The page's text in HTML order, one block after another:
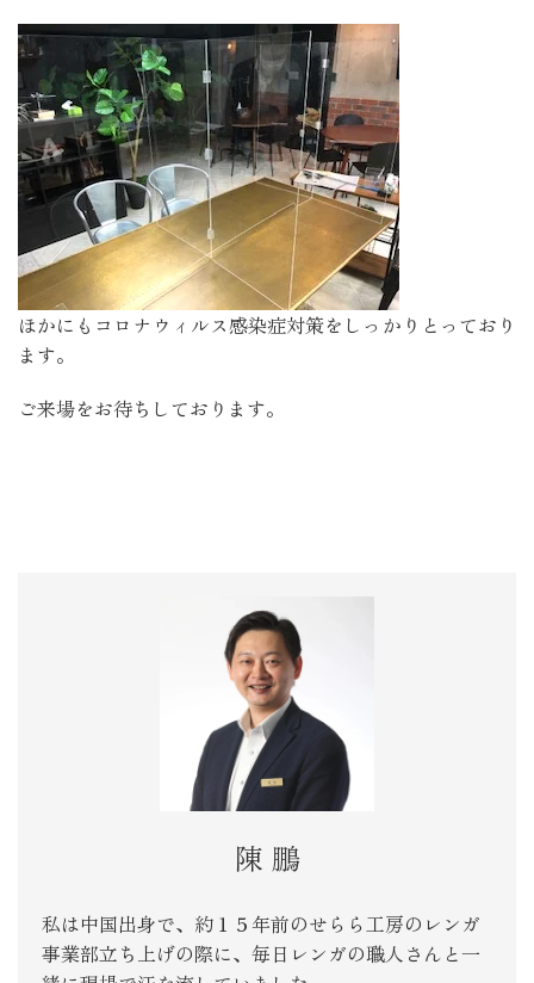
ほかにもコロナウィルス感染症対策をしっかりとっており
ます。
ご来場をお待ちしております。
陳 鵬
私は中国出身で、約１５年前のせらら工房のレンガ
事業部立ち上げの際に、毎日レンガの職人さんと一